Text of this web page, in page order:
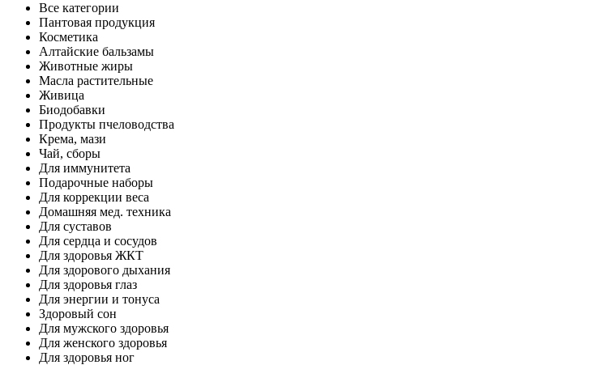
Все категории
Пантовая продукция
Косметика
Алтайские бальзамы
Животные жиры
Масла растительные
Живица
Биодобавки
Продукты пчеловодства
Крема, мази
Чай, сборы
Для иммунитета
Подарочные наборы
Для коррекции веса
Домашняя мед. техника
Для суставов
Для сердца и сосудов
Для здоровья ЖКТ
Для здорового дыхания
Для здоровья глаз
Для энергии и тонуса
Здоровый сон
Для мужского здоровья
Для женского здоровья
Для здоровья ног